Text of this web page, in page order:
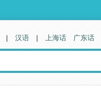
| 汉语 | 上海话 广东话